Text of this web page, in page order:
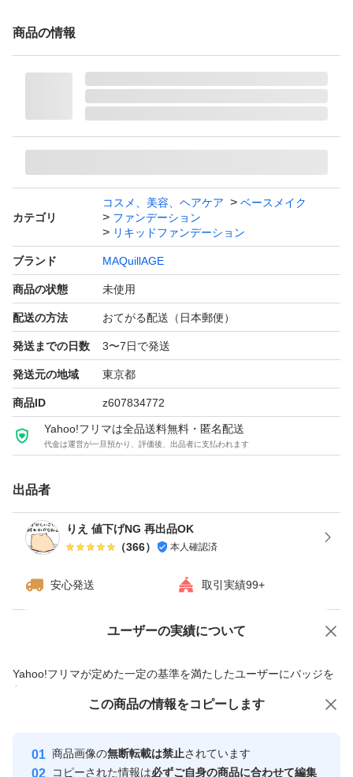
3,740円
美容液仕立てのみずみずしいテクスチャーで、肌にうるお
いを与えながら自然にカバー。
厚塗り感なく、つるんとなめらかなツヤ肌に仕上がる人気
箱はありませんが、未使用品になります。
お試ししたい方やストック用にもおすすめです。
※自宅保管品のため、細かな点が気になる方はご遠慮くだ
さい。
※お値下げ不可。まとめ購入の場合のみご相談可能です。
商品の情報
カテゴリ
コスメ、美容、ヘアケア
ベースメイク
ファンデーション
リキッドファンデーション
ブランド MAQuillAGE
商品の状態 未使用
配送の方法 おてがる配送（日本郵便）
発送までの日数 3〜7日で発送
発送元の地域 東京都
商品ID z607834772
Yahoo!フリマは全品送料無料・匿名配送
代金は運営が一旦預かり、評価後、出品者に支払われます
出品者
りえ 値下げNG 再出品OK
（366） 本人確認済
安心発送 取引実績99+
ユーザーの実績について
Yahoo!フリマが定めた一定の基準を満たしたユーザーにバッジを
付与しています
安心取引出品者
心・安全なユーザーです
価格の相談 商品への質問
この商品の情報をコピーします
商品画像の無断転載は禁止されています
コピーされた情報は必ずご自身の商品に合わせて編集
この商品をみている人にオススメ